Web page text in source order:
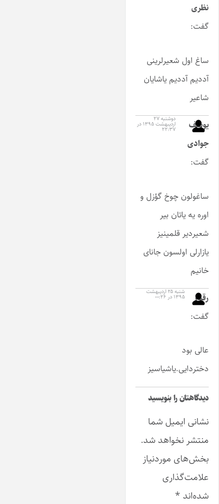
نظری
گفت:
ساغ اول شعیرلرینی
آددیم آددیم یاشایان
شاعیر
یوسف
جوادی
گفت:
دوشنبه ۲۷
اردیبهشت ۱۳۹۵ در
۲۲:۳۷
ساغولون چوخ گؤزل و
اوره یه یاتان بیر
شعیردیر قلمینیز
یازارلی اولسون جانای
خانیم
رقیه
گفت:
شنبه ۲۵ اردیبهشت
۱۳۹۵ در ۰۰:۲۶
عالی بود
دختردایی.یاشیاسیز
دیدگاهتان را بنویسید
نشانی ایمیل شما
منتشر نخواهد شد.
بخش‌های موردنیاز
علامت‌گذاری
شده‌اند *